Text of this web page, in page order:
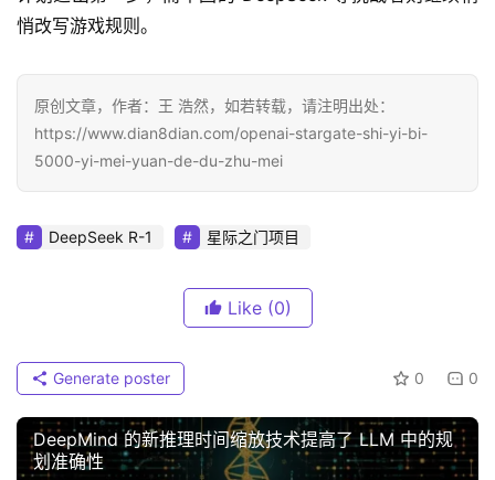
悄改写游戏规则。
原创文章，作者：王 浩然，如若转载，请注明出处：
https://www.dian8dian.com/openai-stargate-shi-yi-bi-
5000-yi-mei-yuan-de-du-zhu-mei
DeepSeek R-1 星际之门项目
Like (0)
0 0
Generate poster
DeepMind 的新推理时间缩放技术提高了 LLM 中的规
划准确性